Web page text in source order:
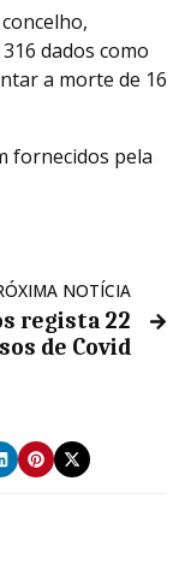
dados como
a morte de 16
fornecidos pela
NOTÍCIA
regista 22
de Covid